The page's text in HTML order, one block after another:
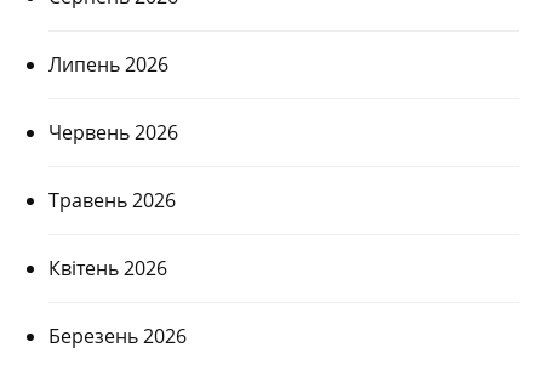
Липень 2026
Червень 2026
Травень 2026
Квітень 2026
Березень 2026